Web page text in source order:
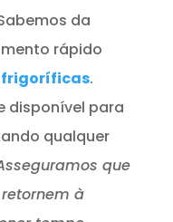
da
rápido
frigoríficas.
disponível para
qualquer
que
à